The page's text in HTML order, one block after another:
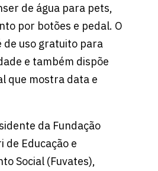
de água para pets,
por botões e pedal. O
de uso gratuito para
e também dispõe
que mostra data e
da Fundação
de Educação e
Social (Fuvates),